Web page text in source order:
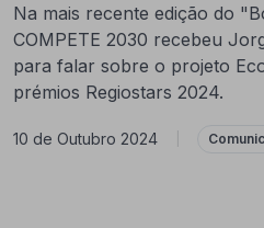
Na mais recente edição do
COMPETE 2030 recebeu
para falar sobre o projeto
prémios Regiostars 2024.
10 de Outubro 2024